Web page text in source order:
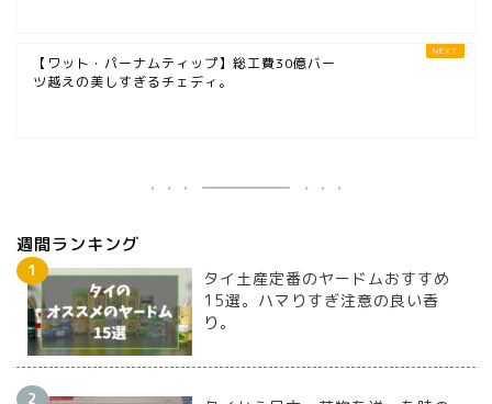
【ワット・パーナムティップ】総工費30億バー
ツ越えの美しすぎるチェディ。
週間ランキング
タイ土産定番のヤードムおすすめ
15選。ハマりすぎ注意の良い香
り。